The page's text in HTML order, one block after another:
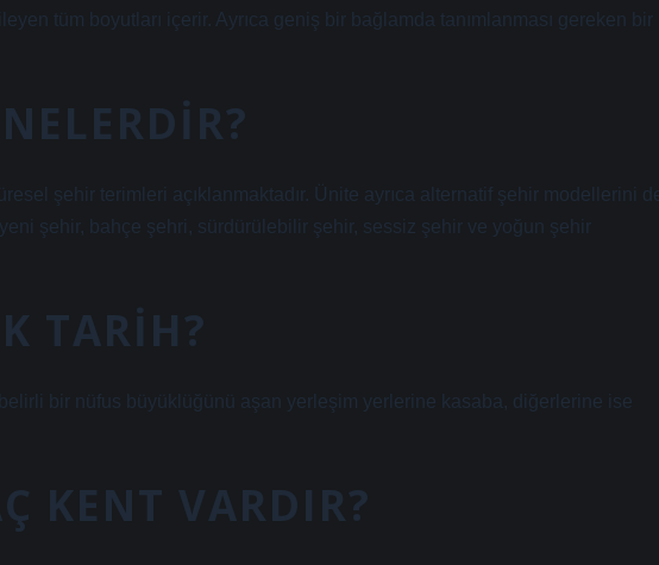
tüm boyutları içerir. Ayrıca geniş bir bağlamda tanımlanması gereken bir
şehir terimleri açıklanmaktadır. Ünite ayrıca alternatif şehir modellerini
şehir, bahçe şehri, sürdürülebilir şehir, sessiz şehir ve yoğun şehir
TARIH?
bir nüfus büyüklüğünü aşan yerleşim yerlerine kasaba, diğerlerine ise
KENT VARDIR?